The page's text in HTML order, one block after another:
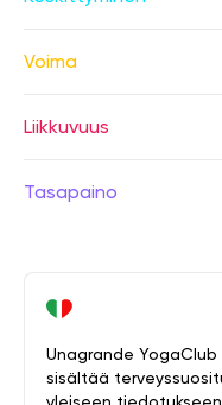
Voima
Liikkuvuus
Tasapaino
Unagrande
sisältää